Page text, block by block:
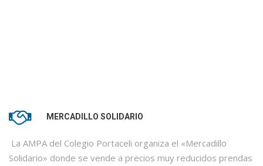
MERCADILLO SOLIDARIO
La AMPA del Colegio Portaceli organiza el «Mercadillo
Solidario» donde se vende a precios muy reducidos prendas